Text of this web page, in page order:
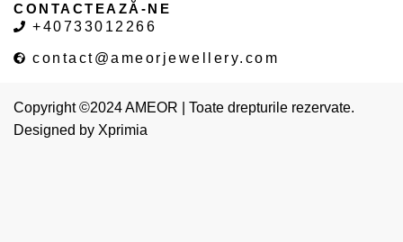
CONTACTEAZĂ-NE
+40733012266
contact@ameorjewellery.com
Copyright ©2024 AMEOR | Toate drepturile rezervate.
Designed by Xprimia